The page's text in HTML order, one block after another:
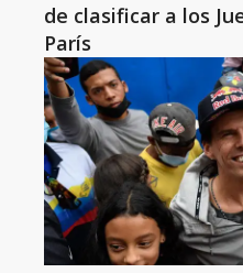
de clasificar a los
París